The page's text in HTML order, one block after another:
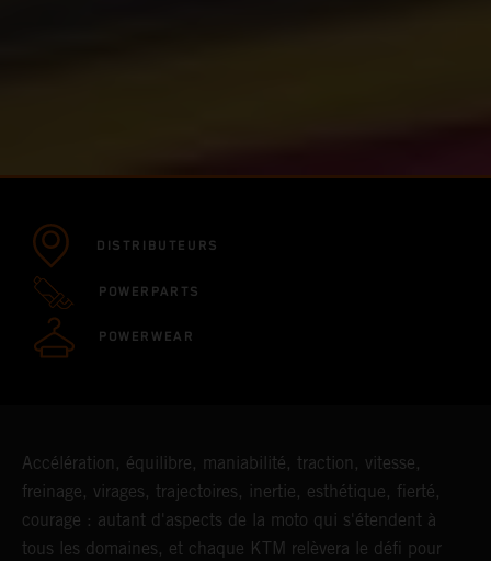
DISTRIBUTEURS
POWERPARTS
POWERWEAR
Accélération, équilibre, maniabilité, traction, vitesse,
freinage, virages, trajectoires, inertie, esthétique, fierté,
courage : autant d'aspects de la moto qui s'étendent à
tous les domaines, et chaque KTM relèvera le défi pour